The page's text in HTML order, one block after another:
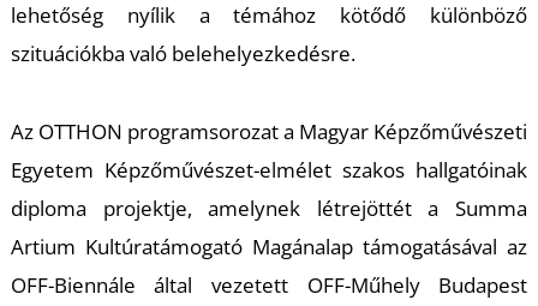
lehetőség nyílik a témához kötődő különböző
szituációkba való belehelyezkedésre.
Az OTTHON programsorozat a Magyar Képzőművészeti
Egyetem Képzőművészet-elmélet szakos hallgatóinak
diploma projektje, amelynek létrejöttét a Summa
Artium Kultúratámogató Magánalap támogatásával az
OFF-Biennále által vezetett OFF-Műhely Budapest